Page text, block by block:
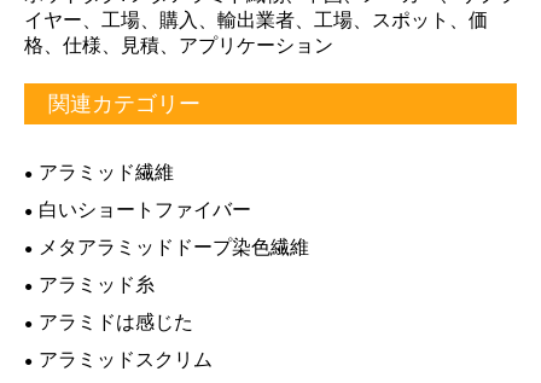
イヤー、工場、購入、輸出業者、工場、スポット、価
格、仕様、見積、アプリケーション
関連カテゴリー
アラミッド繊維
白いショートファイバー
メタアラミッドドープ染色繊維
アラミッド糸
アラミドは感じた
アラミッドスクリム